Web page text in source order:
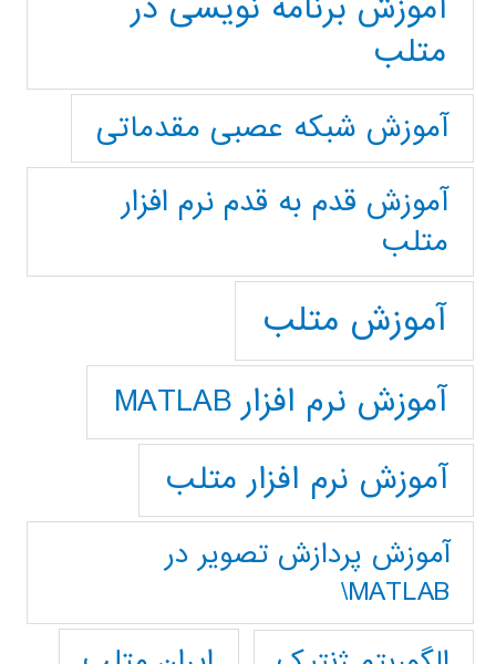
متلب
آموزش شبکه عصبی مقدماتی
آموزش قدم به قدم نرم افزار
متلب
آموزش متلب
آموزش نرم افزار MATLAB
آموزش نرم افزار متلب
آموزش پردازش تصوير در
MATLAB\